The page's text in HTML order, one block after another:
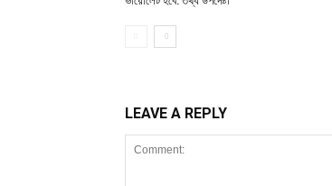
LEAVE A REPLY